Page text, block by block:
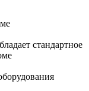
стандартное